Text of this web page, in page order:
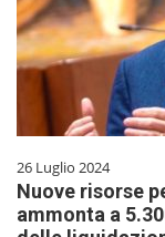
26 Luglio 2024
Nuove risorse
ammonta a